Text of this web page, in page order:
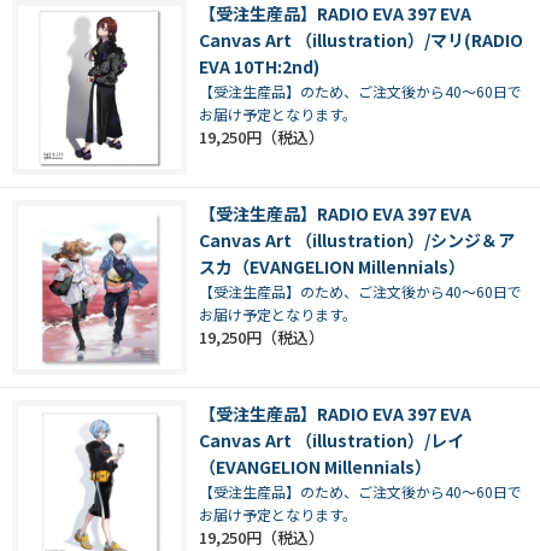
【受注生産品】RADIO EVA 397 EVA
Canvas Art （illustration）/マリ(RADIO
EVA 10TH:2nd)
【受注生産品】のため、ご注文後から40～60日で
お届け予定となります。
19,250円
【受注生産品】RADIO EVA 397 EVA
Canvas Art （illustration）/シンジ＆ア
スカ（EVANGELION Millennials）
【受注生産品】のため、ご注文後から40～60日で
お届け予定となります。
19,250円
【受注生産品】RADIO EVA 397 EVA
Canvas Art （illustration）/レイ
（EVANGELION Millennials）
【受注生産品】のため、ご注文後から40～60日で
お届け予定となります。
19,250円